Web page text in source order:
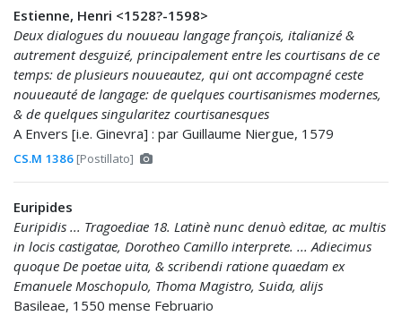
Estienne, Henri <1528?-1598>
Deux dialogues du nouueau langage françois, italianizé &
autrement desguizé, principalement entre les courtisans de ce
temps: de plusieurs nouueautez, qui ont accompagné ceste
nouueauté de langage: de quelques courtisanismes modernes,
& de quelques singularitez courtisanesques
A Envers [i.e. Ginevra] : par Guillaume Niergue, 1579
CS.M 1386 [Postillato]
Euripides
Euripidis ... Tragoediae 18. Latinè nunc denuò editae, ac multis
in locis castigatae, Dorotheo Camillo interprete. ... Adiecimus
quoque De poetae uita, & scribendi ratione quaedam ex
Emanuele Moschopulo, Thoma Magistro, Suida, alijs
Basileae, 1550 mense Februario